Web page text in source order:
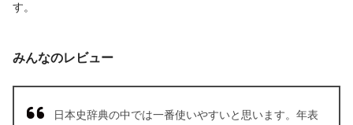
す。
みんなのレビュー
日本史辞典の中では一番使いやすいと思います。年表